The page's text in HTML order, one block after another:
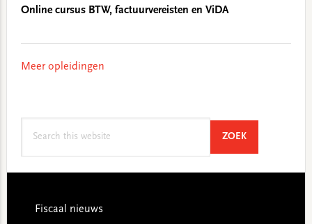
Online cursus BTW, factuurvereisten en ViDA
Meer opleidingen
ZOEKSEARCH
Footer
Fiscaal nieuws